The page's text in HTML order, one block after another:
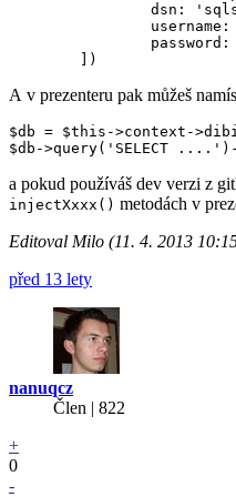
A v prezenteru pak můžeš
$db = $this->context-
a pokud používáš dev verzi z
injectXxxx() metodách v
Editoval Milo (11. 4. 2013
před 13 lety
nanuqcz
Člen | 822
+
0
-